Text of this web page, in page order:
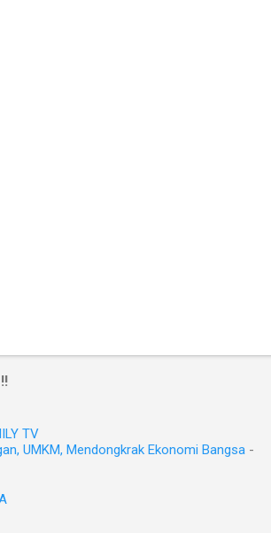
TV
UMKM, Mendongkrak Ekonomi Bangsa -